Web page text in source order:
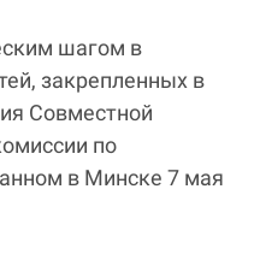
шагом в
закрепленных в
Совместной
по
в Минске 7 мая